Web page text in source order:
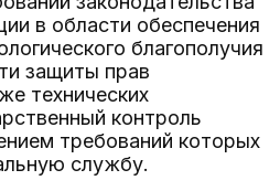
в области обеспечения
благополучия
защиты прав
технических
контроль
требований которых
службу.